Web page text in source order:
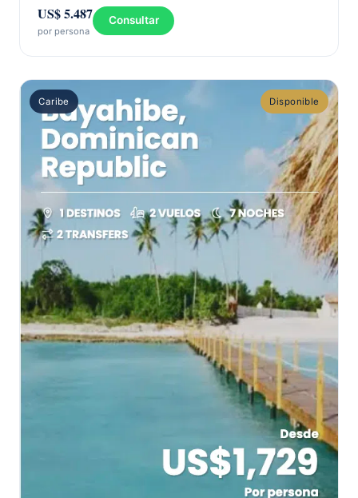
US$ 5.487
por persona
Consultar
Caribe Disponible